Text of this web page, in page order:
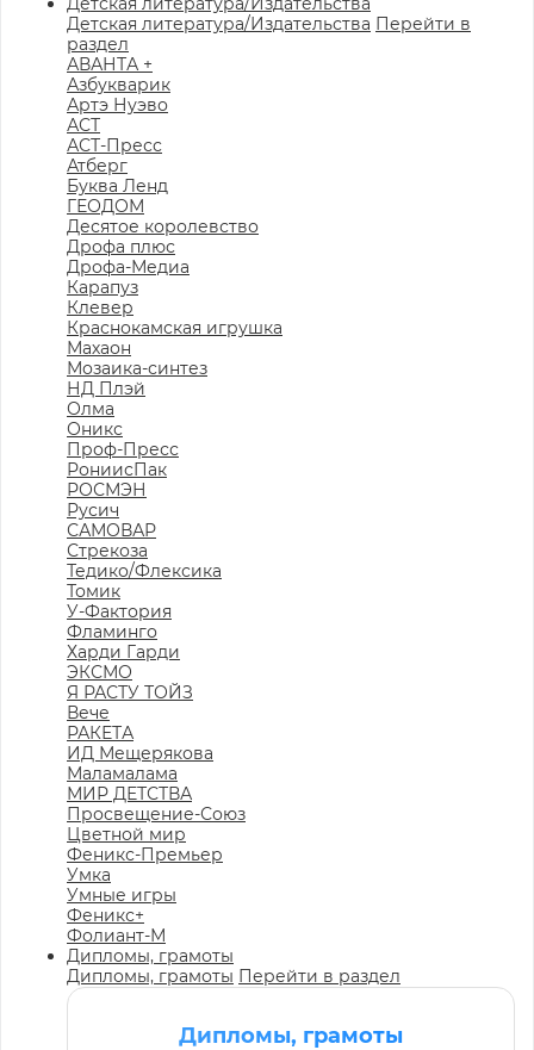
Детская литература/Издательства Перейти в
раздел
АВАНТА +
Азбукварик
Артэ Нуэво
АСТ
АСТ-Пресс
Атберг
Буква Ленд
ГЕОДОМ
Десятое королевство
Дрофа плюс
Дрофа-Медиа
Карапуз
Клевер
Краснокамская игрушка
Махаон
Мозаика-синтез
НД Плэй
Олма
Оникс
Проф-Пресс
РониисПак
РОСМЭН
Русич
САМОВАР
Стрекоза
Тедико/Флексика
Томик
У-Фактория
Фламинго
Харди Гарди
ЭКСМО
Я РАСТУ ТОЙЗ
Вече
РАКЕТА
ИД Мещерякова
Маламалама
МИР ДЕТСТВА
Просвещение-Союз
Цветной мир
Феникс-Премьер
Умка
Умные игры
Феникс+
Фолиант-М
Дипломы, грамоты
Дипломы, грамоты Перейти в раздел
Дипломы, грамоты